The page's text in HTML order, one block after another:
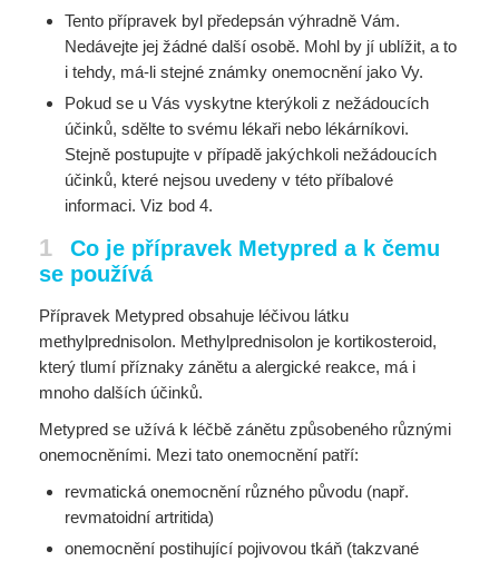
Tento přípravek byl předepsán výhradně Vám.
Nedávejte jej žádné další osobě. Mohl by jí ublížit, a to
i tehdy, má-li stejné známky onemocnění jako Vy.
Pokud se u Vás vyskytne kterýkoli z nežádoucích
účinků, sdělte to svému lékaři nebo lékárníkovi.
Stejně postupujte v případě jakýchkoli nežádoucích
účinků, které nejsou uvedeny v této příbalové
informaci. Viz bod 4.
1
Co je přípravek Metypred a k čemu
se používá
Přípravek Metypred obsahuje léčivou látku
methylprednisolon. Methylprednisolon je kortikosteroid,
který tlumí příznaky zánětu a alergické reakce, má i
mnoho dalších účinků.
Metypred se užívá k léčbě zánětu způsobeného různými
onemocněními. Mezi tato onemocnění patří:
revmatická onemocnění různého původu (např.
revmatoidní artritida)
onemocnění postihující pojivovou tkáň (takzvané